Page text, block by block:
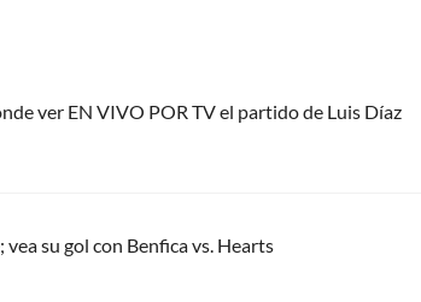
ver EN VIVO POR TV el partido de Luis Díaz
su gol con Benfica vs. Hearts